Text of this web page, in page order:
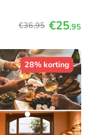
€36,95 €25,95
28% korting